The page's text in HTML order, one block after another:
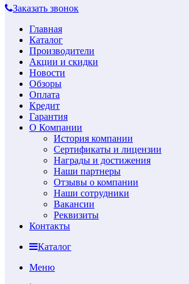
Заказать звонок
Главная
Каталог
Производители
Акции и скидки
Новости
Обзоры
Оплата
Кредит
Гарантия
О Компании
История компании
Сертификаты и лицензии
Награды и достижения
Наши партнеры
Отзывы о компании
Наши сотрудники
Вакансии
Реквизиты
Контакты
Каталог
Меню